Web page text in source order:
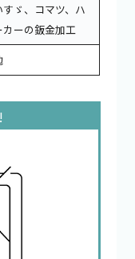
ゞ、コマツ、ハ
カーの鈑金加工